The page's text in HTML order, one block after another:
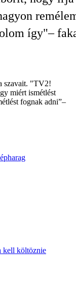
így"–
szavait. "TV2!
miért ismétlést
fognak adni”–
kell költöznie